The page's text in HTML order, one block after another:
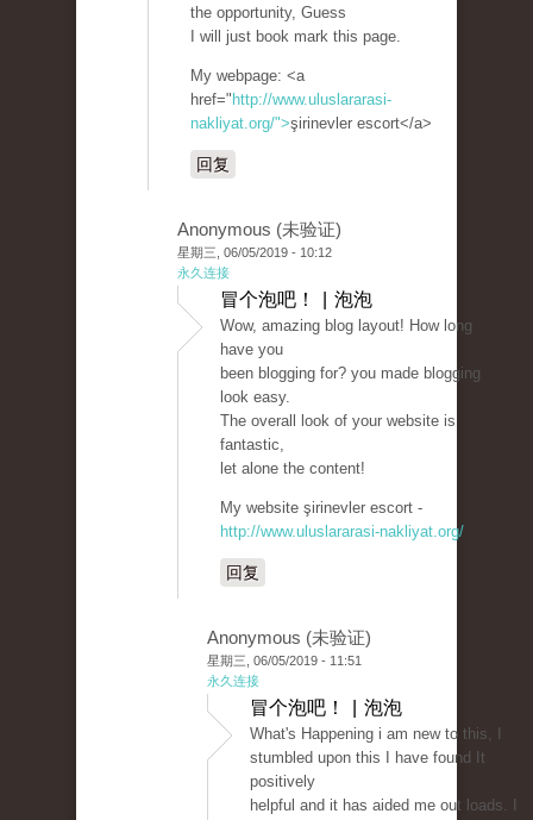
the opportunity, Guess
I will just book mark this page.
My webpage: <a
href=" http://www.uluslararasi-
nakliyat.org/">şirinevler escort</a>
回复
Anonymous (未验证)
星期三, 06/05/2019 - 10:12
永久连接
冒个泡吧！ | 泡泡
Wow, amazing blog layout! How long
have you
been blogging for? you made blogging
look easy.
The overall look of your website is
fantastic,
let alone the content!
My website şirinevler escort -
http://www.uluslararasi-nakliyat.org/
回复
Anonymous (未验证)
星期三, 06/05/2019 - 11:51
永久连接
冒个泡吧！ | 泡泡
What's Happening i am new to this, I
stumbled upon this I have found It
positively
helpful and it has aided me out loads. I